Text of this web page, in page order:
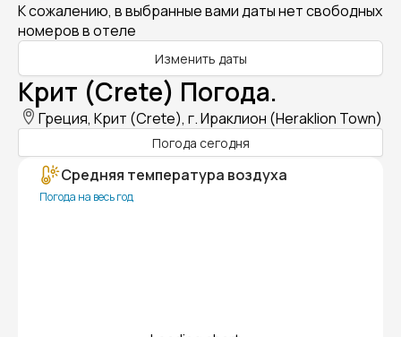
К сожалению, в выбранные вами даты нет свободных
номеров в отеле
Изменить даты
Крит (Crete) Погода.
Греция, Крит (Crete), г. Ираклион (Heraklion Town)
Погода сегодня
Средняя температура воздуха
Погода на весь год